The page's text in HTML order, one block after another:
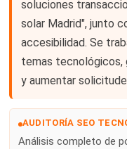
soluciones
solar Madrid", junto
accesibilidad. Se
temas tecnológicos,
y aumentar
AUDITORÍA SEO
Análisis completo de